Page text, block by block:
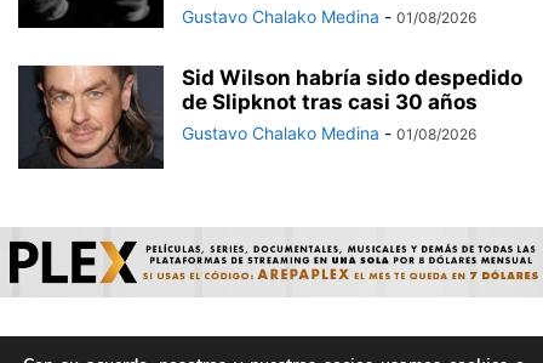
Gustavo Chalako Medina - 01/08/2026
Sid Wilson habría sido despedido
de Slipknot tras casi 30 años
Gustavo Chalako Medina - 01/08/2026